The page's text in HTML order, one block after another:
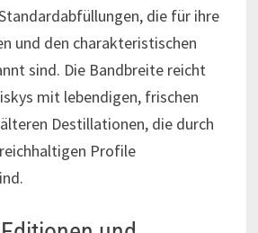
die für ihre
und den charakteristischen
sind. Die Bandbreite reicht
mit lebendigen, frischen
Destillationen, die durch
Profile